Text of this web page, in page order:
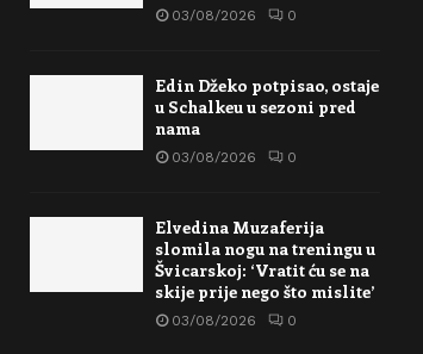
03/08/2026 0
Edin Džeko potpisao, ostaje
u Schalkeu u sezoni pred
nama
03/08/2026 0
Elvedina Muzaferija
slomila nogu na treningu u
Švicarskoj: ‘Vratit ću se na
skije prije nego što mislite’
03/08/2026 0